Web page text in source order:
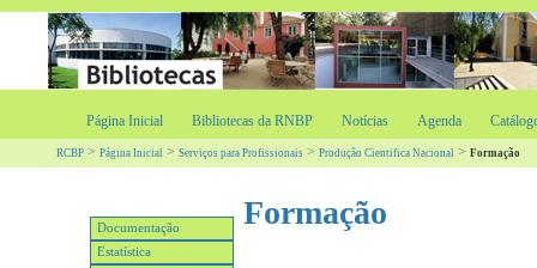
Página Inicial Bibliotecas da RNBP Notícias Agenda
RCBP > Página Inicial > Serviços para Profissionais > Produção Cientifica Nacional > Formação
Documentação
Estatística
Formação